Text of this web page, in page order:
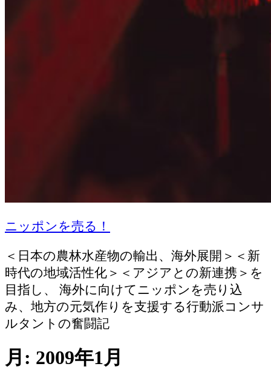
ニッポンを売る！
＜日本の農林水産物の輸出、海外展開＞＜新
時代の地域活性化＞＜アジアとの新連携＞を
目指し、 海外に向けてニッポンを売り込
み、地方の元気作りを支援する行動派コンサ
ルタントの奮闘記
月: 2009年1月